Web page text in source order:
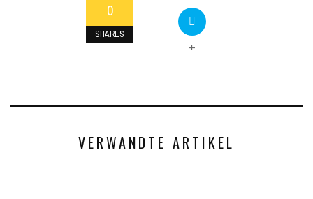
0
SHARES
+
VERWANDTE ARTIKEL